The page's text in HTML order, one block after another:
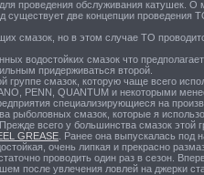
проведения обслуживания катушек.
две концепции проведения
смазок, но в этом случае ТО
водостойких смазок что
придерживаться второй.
группе смазок, которую чаще всего
PENN, QUANTUM и некоторыми
специализирующиеся на
рыболовных смазок, которые я
всего у большинства смазок
GREASE . Ранее она выпускалась под
очень липкая и прекрасно
проводить один раз в сезон.
после увлечения ловлей на джерки